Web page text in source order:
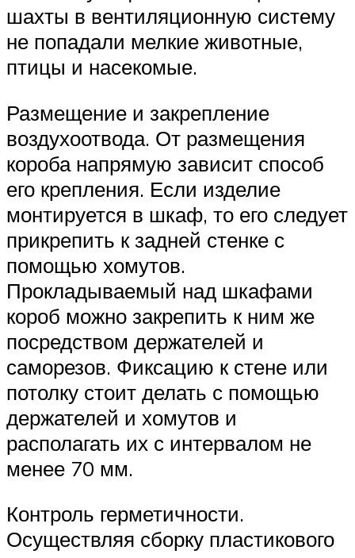
шахты в вентиляционную систему
не попадали мелкие животные,
птицы и насекомые.
Размещение и закрепление
воздухоотвода. От размещения
короба напрямую зависит способ
его крепления. Если изделие
монтируется в шкаф, то его следует
прикрепить к задней стенке с
помощью хомутов.
Прокладываемый над шкафами
короб можно закрепить к ним же
посредством держателей и
саморезов. Фиксацию к стене или
потолку стоит делать с помощью
держателей и хомутов и
располагать их с интервалом не
менее 70 мм.
Контроль герметичности.
Осуществляя сборку пластикового